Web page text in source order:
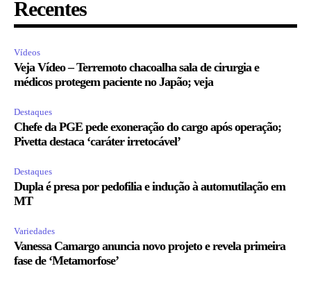
Recentes
Vídeos
Veja Vídeo – Terremoto chacoalha sala de cirurgia e
médicos protegem paciente no Japão; veja
Destaques
Chefe da PGE pede exoneração do cargo após operação;
Pivetta destaca ‘caráter irretocável’
Destaques
Dupla é presa por pedofilia e indução à automutilação em
MT
Variedades
Vanessa Camargo anuncia novo projeto e revela primeira
fase de ‘Metamorfose’